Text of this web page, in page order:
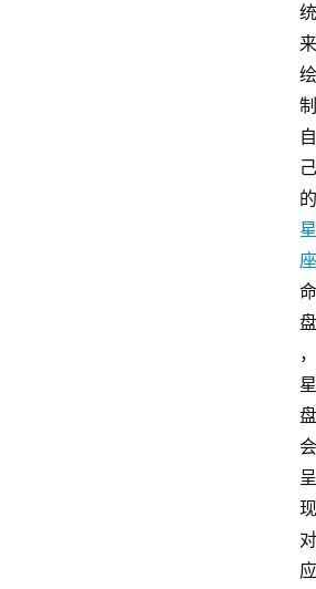
统
来
绘
制
自
己
的
星
座
命
盘
，
星
盘
会
呈
现
对
应